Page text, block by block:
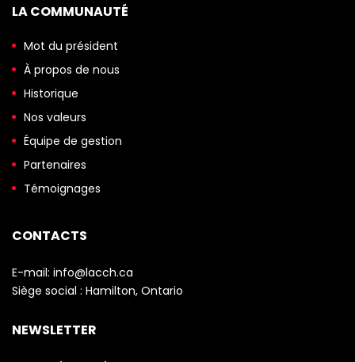
LA COMMUNAUTÉ
Mot du président
À propos de nous
Historique
Nos valeurs
Équipe de gestion
Partenaires
Témoignages
CONTACTS
E-mail: info@lacch.ca
Siège social : Hamilton, Ontario
NEWSLETTER